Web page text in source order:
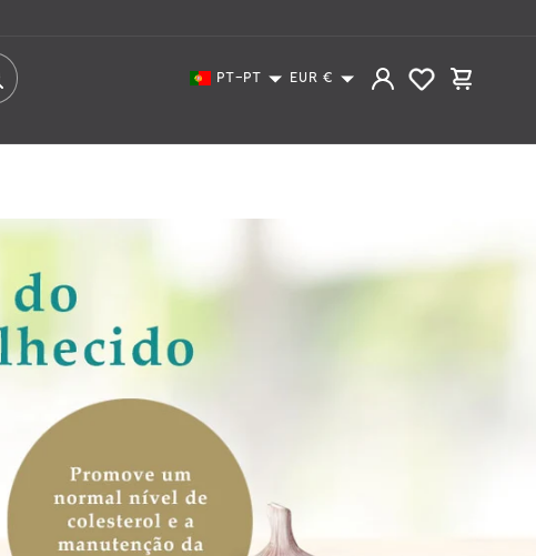
PT-PT EUR €
sessão
Carrinho